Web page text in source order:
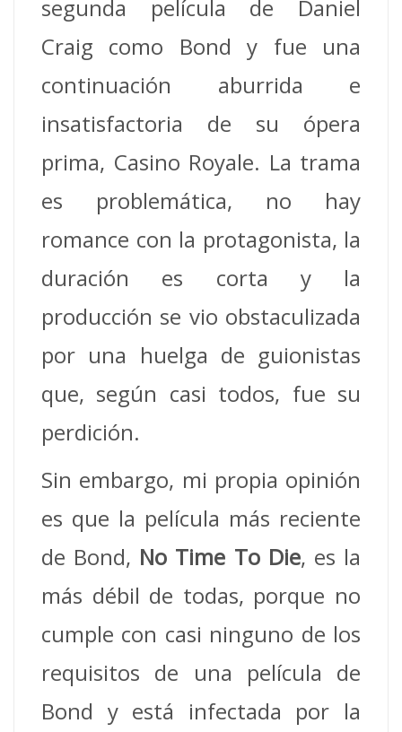
segunda película de Daniel
Craig como Bond y fue una
continuación aburrida e
insatisfactoria de su ópera
prima, Casino Royale. La trama
es problemática, no hay
romance con la protagonista, la
duración es corta y la
producción se vio obstaculizada
por una huelga de guionistas
que, según casi todos, fue su
perdición.
Sin embargo, mi propia opinión
es que la película más reciente
de Bond, No Time To Die, es la
más débil de todas, porque no
cumple con casi ninguno de los
requisitos de una película de
Bond y está infectada por la